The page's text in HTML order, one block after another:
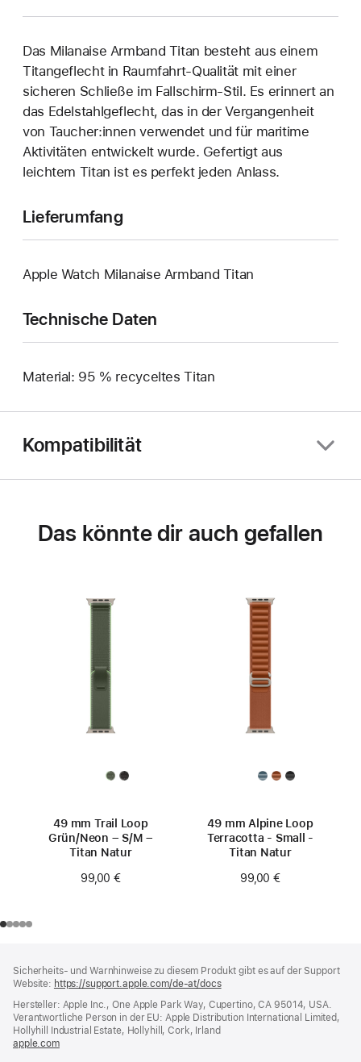
Das Milanaise Armband Titan besteht aus einem
Titangeflecht in Raumfahrt-Qualität mit einer
sicheren Schließe im Fallschirm-Stil. Es erinnert an
das Edelstahlgeflecht, das in der Vergangenheit
von Taucher:innen verwendet und für maritime
Aktivitäten entwickelt wurde. Gefertigt aus
leichtem Titan ist es perfekt jeden Anlass.
Lieferumfang
Apple Watch Milanaise Armband Titan
Technische Daten
Material: 95 % recyceltes Titan
Kompatibilität
Das könnte dir auch gefallen
49 mm Trail Loop
Grün/Neon – S/M –
Titan Natur
99,00 €
49 mm Alpine Loop
Terracotta - Small -
Titan Natur
99,00 €
Sicherheits- und Warnhinweise zu diesem Produkt gibt es auf der Support
Website: https://support.apple.com/de-at/docs(öffnet
neues
Fenster)
Hersteller: Apple Inc., One Apple Park Way, Cupertino, CA 95014, USA.
Verantwortliche Person in der EU: Apple Distribution International Limited,
Hollyhill Industrial Estate, Hollyhill, Cork, Irland
apple.com(öffnet